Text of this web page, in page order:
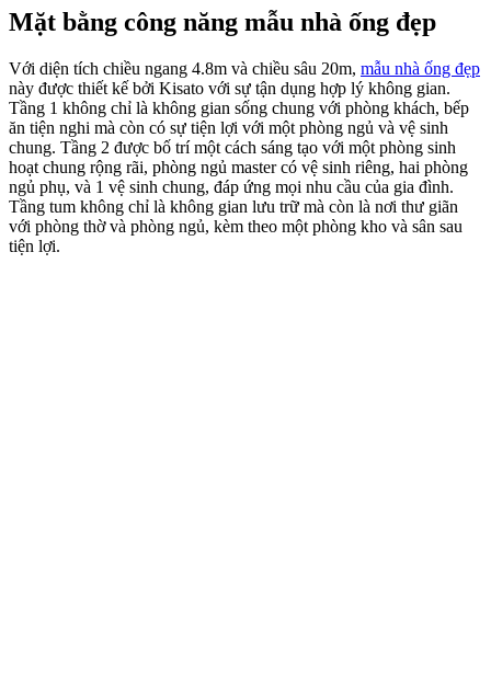
Mặt bằng công năng mẫu nhà ống đẹp
Với diện tích chiều ngang 4.8m và chiều sâu 20m, mẫu nhà ống đẹp
này được thiết kế bởi Kisato với sự tận dụng hợp lý không gian.
Tầng 1 không chỉ là không gian sống chung với phòng khách, bếp
ăn tiện nghi mà còn có sự tiện lợi với một phòng ngủ và vệ sinh
chung. Tầng 2 được bố trí một cách sáng tạo với một phòng sinh
hoạt chung rộng rãi, phòng ngủ master có vệ sinh riêng, hai phòng
ngủ phụ, và 1 vệ sinh chung, đáp ứng mọi nhu cầu của gia đình.
Tầng tum không chỉ là không gian lưu trữ mà còn là nơi thư giãn
với phòng thờ và phòng ngủ, kèm theo một phòng kho và sân sau
tiện lợi.